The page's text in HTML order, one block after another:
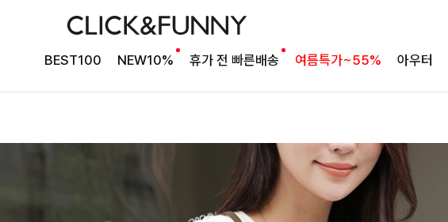
BEST100 NEW10% 휴가 전 빠른배송 여름특가~55% 아우터